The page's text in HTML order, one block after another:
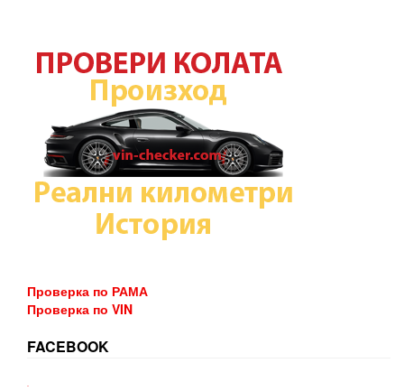
Проверка по РАМА
Проверка по VIN
FACEBOOK